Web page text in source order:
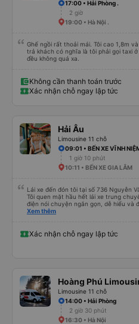
17:00 • Hải Phòng .
2 giờ
19:00 • Hà Nội .
Ghế ngồi rất thoải mái. Tôi cao 1,8m
trả khách có nghĩa là tôi phải gọi taxi
đều không quá xa.
Không cần thanh toán trước
Xác nhận chỗ ngay lập tức
Hải Âu
Limousine 11 chỗ
09:01 • BẾN XE VĨNH
1 giờ 10 phút
10:11 • BẾN XE GIA LÂM
Lái xe đến đón tôi tại số 736 Nguyễn
Tôi quen mặt hầu hết lái xe trung
điện nói chuyện ngắn gọn, dễ hiểu và
xe chạy thẳng vào cửa đón tôi, băng
nhà chiếc chìa khoá xe mà tôi để
thực sự rất ấn tượng với người lái xe
của Quý công ty. Đề nghị Quý công
Xem thêm
Xác nhận chỗ ngay lập tức
Hoàng Phú
Limousine 11 chỗ
14:00 • Hải Phòng
2 giờ 30 phút
16:30 • Hà Nội